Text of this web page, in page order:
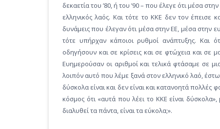
δεκαετία του ’80, ή του ’90 – που έλεγε ότι μέσα
ελληνικός λαός. Και τότε το ΚΚΕ δεν τον έπεισε
δυνάμεις που έλεγαν ότι μέσα στην ΕΕ, μέσα
τότε υπήρχαν κάποιοι ρυθμοί ανάπτυξης. Και
οδηγήσουν και σε κρίσεις και σε φτώχεια και σε
Ευημερούσαν οι αριθμοί και τελικά φτάσαμε σε
λοιπόν αυτό που λέμε ξανά στον ελληνικό λαό,
δύσκολα είναι και δεν είναι και κατανοητά
κόσμος ότι «αυτά που λέει το ΚΚΕ είναι
διαλυθεί τα πάντα, είναι τα εύκολα;».